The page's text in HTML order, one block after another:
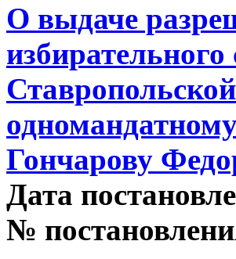
О выдаче
Гончарову
Дата
№